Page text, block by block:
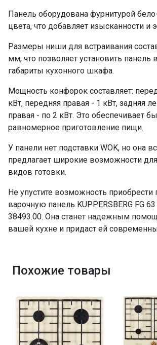
Панель оборудована фурнитурой
цвета, что добавляет изысканности и
Размеры ниши для встраивания
мм, что позволяет установить панель
габариты кухонного шкафа.
Мощность конфорок составляет:
кВт, передняя правая - 1 кВт, задняя
правая - по 2 кВт. Это обеспечивает
равномерное приготовление пищи.
У панели нет подставки WOK, но она
предлагает широкие возможности
видов готовки.
Не упустите возможность приобрести
варочную панель KUPPERSBERG FG
38493.00. Она станет надежным
вашей кухне и придаст ей
Похожие товары